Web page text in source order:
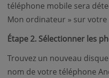
téléphone mobile sera
Mon ordinateur » sur votre
Étape 2. Sélectionner les
Trouvez un nouveau
nom de votre téléphone